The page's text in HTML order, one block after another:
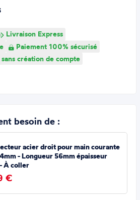
Livraison Express
Paiement 100% sécurisé
création de compte
besoin de :
acier droit pour main courante
- Longueur 56mm épaisseur
À coller
€